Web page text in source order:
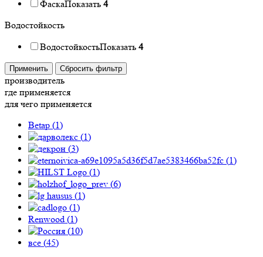
ФаскаПоказать 4
Водостойкость
ВодостойкостьПоказать 4
Применить Сбросить фильтр
производитель
где применяется
для чего применяется
Betap (1)
(1)
(3)
(1)
(1)
(6)
(1)
(1)
Renwood (1)
(10)
все (45)